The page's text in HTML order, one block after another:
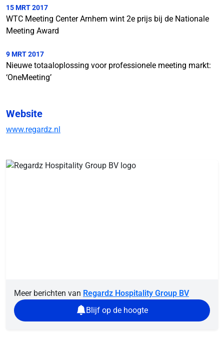
15 MRT 2017
WTC Meeting Center Arnhem wint 2e prijs bij de Nationale
Meeting Award
9 MRT 2017
Nieuwe totaaloplossing voor professionele meeting markt:
‘OneMeeting’
Website
www.regardz.nl
Meer berichten van Regardz Hospitality Group BV
Blijf op de hoogte